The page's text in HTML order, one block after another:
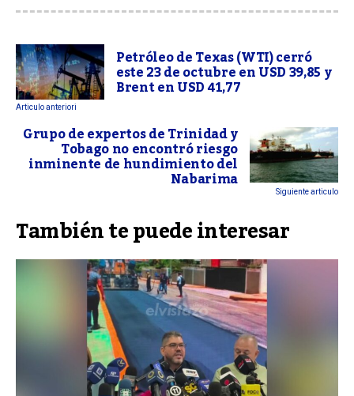
Petróleo de Texas (WTI) cerró
este 23 de octubre en USD 39,85 y
Brent en USD 41,77
Articulo anteriori
Grupo de expertos de Trinidad y
Tobago no encontró riesgo
inminente de hundimiento del
Nabarima Siguiente articulo
También te puede interesar